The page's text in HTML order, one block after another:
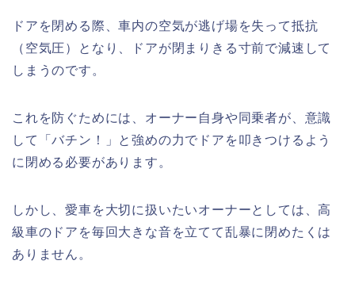
ドアを閉める際、車内の空気が逃げ場を失って抵抗
（空気圧）となり、ドアが閉まりきる寸前で減速して
しまうのです。
これを防ぐためには、オーナー自身や同乗者が、意識
して「バチン！」と強めの力でドアを叩きつけるよう
に閉める必要があります。
しかし、愛車を大切に扱いたいオーナーとしては、高
級車のドアを毎回大きな音を立てて乱暴に閉めたくは
ありません。